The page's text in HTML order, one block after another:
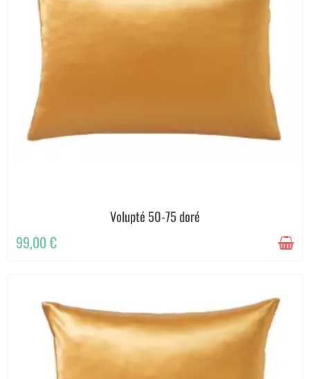
Volupté 50-75 doré
99,00 €